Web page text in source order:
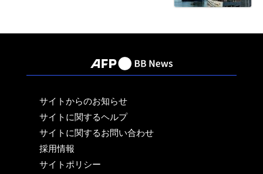
サイトからのお知らせ
サイトに関するヘルプ
サイトに関するお問い合わせ
採用情報
サイトポリシー